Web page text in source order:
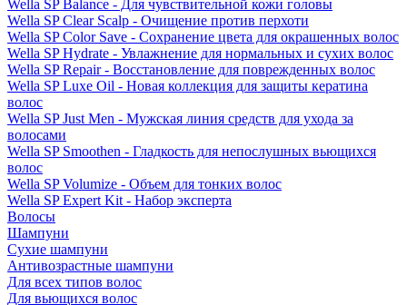
Wella SP Balance - Для чувствительной кожи головы
Wella SP Clear Scalp - Очищение против перхоти
Wella SP Color Save - Сохранение цвета для окрашенных волос
Wella SP Hydrate - Увлажнение для нормальных и сухих волос
Wella SP Repair - Восстановление для поврежденных волос
Wella SP Luxe Oil - Новая коллекция для защиты кератина
волос
Wella SP Just Men - Мужская линия средств для ухода за
волосами
Wella SP Smoothen - Гладкость для непослушных вьющихся
волос
Wella SP Volumize - Объем для тонких волос
Wella SP Expert Kit - Набор эксперта
Волосы
Шампуни
Сухие шампуни
Антивозрастные шампуни
Для всех типов волос
Для вьющихся волос